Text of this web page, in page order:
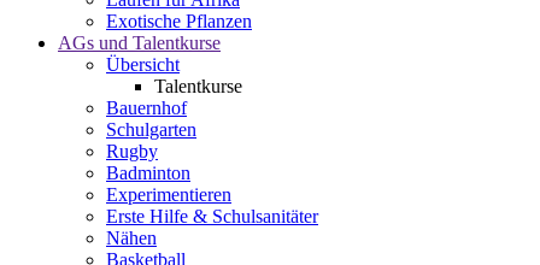
Exotische Pflanzen
AGs und Talentkurse
Übersicht
Talentkurse
Bauernhof
Schulgarten
Rugby
Badminton
Experimentieren
Erste Hilfe & Schulsanitäter
Nähen
Basketball